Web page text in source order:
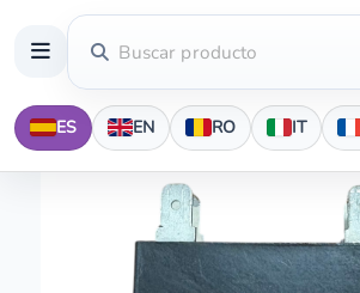
ES EN RO IT